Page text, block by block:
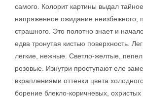
самого. Колорит картины выдал
напряженное ожидание неизбежного,
страшного. Это полотно знает и
едва тронутая кистью поверхность.
легкие, нежные. Светло-желтые,
розовые. Изнутри проступают еле
вкраплениями оттенки цвета
борение блекло-коричневых, охристых